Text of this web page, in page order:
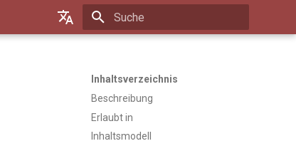
Inhaltsverzeichnis
Beschreibung
Erlaubt in
Inhaltsmodell